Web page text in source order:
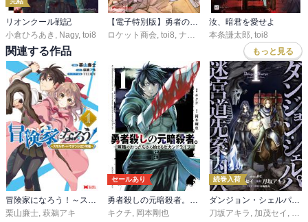
リオンクール戦記
小倉ひろあき
Nagy, toi8
ロケット商会 toi8 ナカシマ723
汝、暗君を愛せよ
本条謙太郎 toi8
関連する作品 もっと見る
冒険家になろう！～スキルボードでダンジョン攻略～（コミック）
栗山廉士, 萩鵜アキ
セールあり
勇者殺しの元暗殺者。～無職のおっさんから始まるセカンドライフ～【電子単行本】
キクチ, 岡本剛也
続巻入荷
ダンジョン・シェルパ 迷宮道先案内人
刀坂アキラ , 加茂セイ , 布